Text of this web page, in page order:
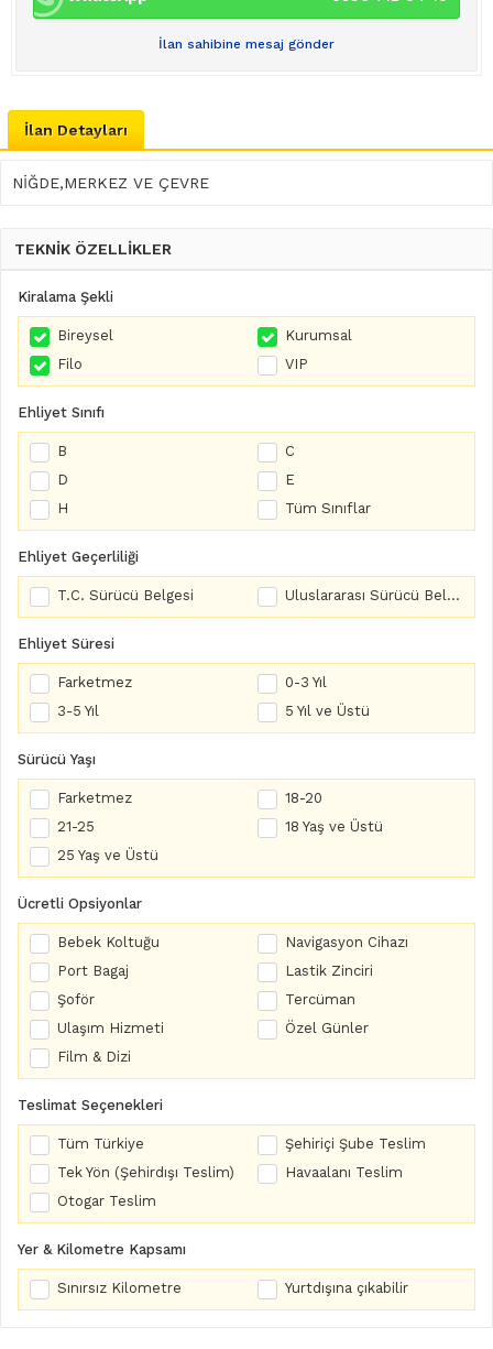
İlan sahibine mesaj gönder
İlan Detayları
NİĞDE,MERKEZ VE ÇEVRE
TEKNİK ÖZELLİKLER
Kiralama Şekli
Bireysel
Kurumsal
Filo
VIP
Ehliyet Sınıfı
B
C
D
E
H
Tüm Sınıflar
Ehliyet Geçerliliği
T.C. Sürücü Belgesi Uluslararası Sürücü Belgesi
Ehliyet Süresi
Farketmez
0-3 Yıl
3-5 Yıl
5 Yıl ve Üstü
Sürücü Yaşı
Farketmez
18-20
21-25
18 Yaş ve Üstü
25 Yaş ve Üstü
Ücretli Opsiyonlar
Bebek Koltuğu
Navigasyon Cihazı
Port Bagaj
Lastik Zinciri
Şoför
Tercüman
Ulaşım Hizmeti
Özel Günler
Film & Dizi
Teslimat Seçenekleri
Tüm Türkiye
Şehiriçi Şube Teslim
Tek Yön (Şehirdışı Teslim)
Havaalanı Teslim
Otogar Teslim
Yer & Kilometre Kapsamı
Sınırsız Kilometre Yurtdışına çıkabilir